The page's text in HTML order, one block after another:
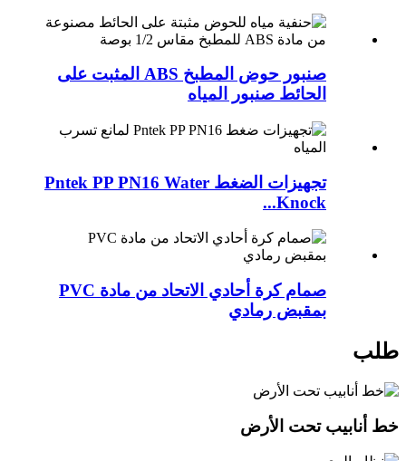
صنبور حوض المطبخ ABS المثبت على
الحائط صنبور المياه
تجهيزات الضغط Pntek PP PN16 Water
Knock...
صمام كرة أحادي الاتحاد من مادة PVC
بمقبض رمادي
طلب
خط أنابيب تحت الأرض